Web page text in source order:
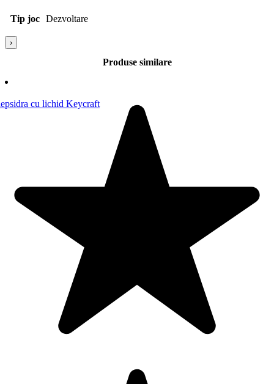
Tip joc Dezvoltare
›
Produse similare